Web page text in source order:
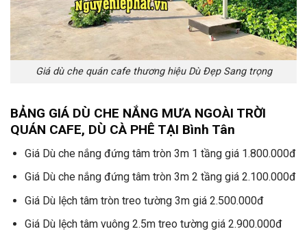
Giá dù che quán cafe thương hiệu Dù Đẹp Sang trọng
BẢNG GIÁ DÙ CHE NẮNG MƯA NGOÀI TRỜI
QUÁN CAFE, DÙ CÀ PHÊ TẠI Bình Tân
Giá Dù che nắng đứng tâm tròn 3m 1 tầng giá 1.800.000đ
Giá Dù che nắng đứng tâm tròn 3m 2 tầng giá 2.100.000đ
Giá Dù lệch tâm tròn treo tường 3m giá 2.500.000đ
Giá Dù lệch tâm vuông 2.5m treo tường giá 2.900.000đ